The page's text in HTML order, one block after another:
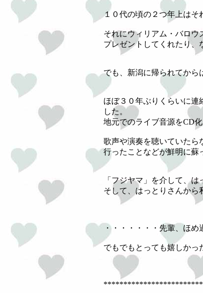
１０代の頃の２つ年上はそ
それにウィリアム・バロウ
プレゼントしてくれたり、
でも、新潟に帰られてか
ほぼ３０年ぶりくらいに連
した。
地元でのライブ音源をCD
歌声や演奏を聴いていたら
行ったことなどが鮮明に蘇
「フジヤマ」を介して、は
そして、はっとりさんから
・・・・・・・先輩、ほめ
でもでもとっても嬉しかっ